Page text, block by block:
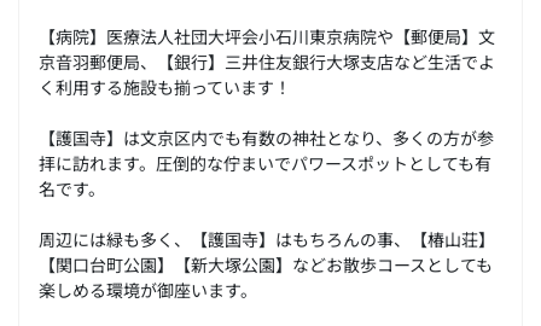
【病院】医療法人社団大坪会小石川東京病院や【郵便局】文
京音羽郵便局、【銀行】三井住友銀行大塚支店など生活でよ
く利用する施設も揃っています！
【護国寺】は文京区内でも有数の神社となり、多くの方が参
拝に訪れます。圧倒的な佇まいでパワースポットとしても有
名です。
周辺には緑も多く、【護国寺】はもちろんの事、【椿山荘】
【関口台町公園】【新大塚公園】などお散歩コースとしても
楽しめる環境が御座います。